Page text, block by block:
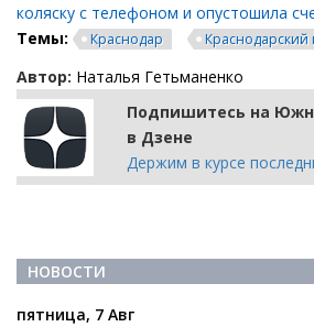
коляску с телефоном и опустошила
Темы:
Краснодар Краснодарский
Автор: Наталья Гетьманенко
Подпишитесь на
в Дзене
Держим в курсе
НОВОСТИ
пятница, 7 Авг